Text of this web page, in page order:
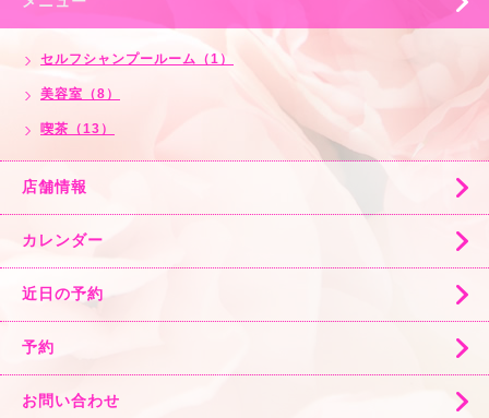
セルフシャンプールーム（1）
美容室（8）
喫茶（13）
店舗情報
カレンダー
近日の予約
予約
お問い合わせ